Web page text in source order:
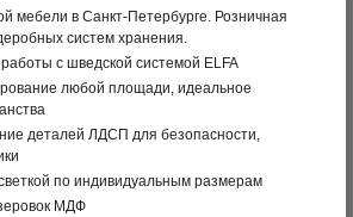
СТАЛЬ
Юлия Амборская
мебели в Санкт-Петербурге. Розничная
систем хранения.
с шведской системой ELFA
любой площади, идеальное
деталей ЛДСП для безопасности,
по индивидуальным размерам
МДФ